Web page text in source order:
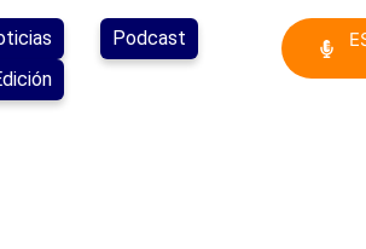
Podcast